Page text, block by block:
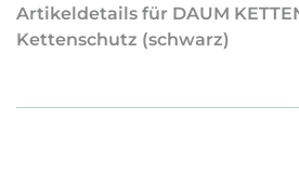
Artikeldetails für DAUM
Kettenschutz (schwarz)